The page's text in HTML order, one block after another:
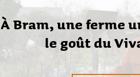
À Bram, une ferme
le goût du